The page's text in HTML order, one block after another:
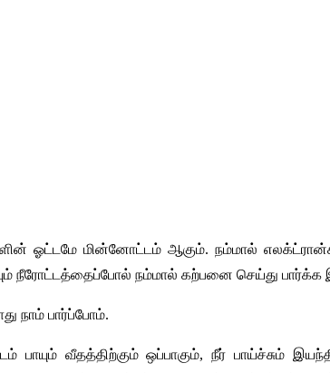
ஓட்டமே மின்னோட்டம் ஆகும். நம்மால்
நீரோட்டத்தைப்போல் நம்மால் கற்பனை செய்து பார்க்க
நாம் பார்ப்போம்.
வீதத்திற்கும் ஒப்பாகும், நீர் பாய்ச்சும்